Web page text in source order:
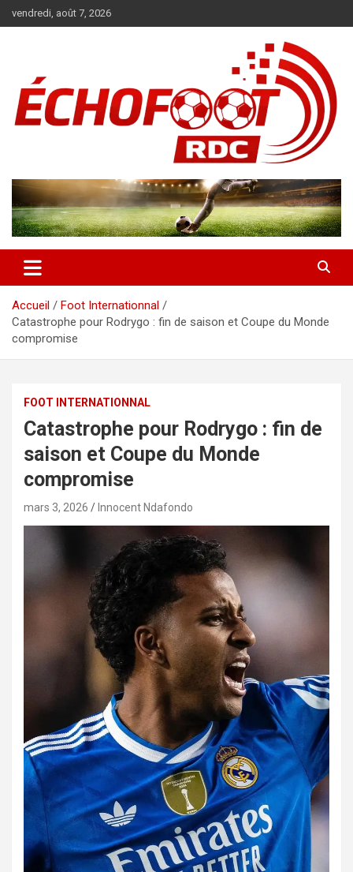
au
vendredi, août 7, 2026
News
Accueil
Foot Internationnal
Catastrophe pour Rodrygo : fin de saison et Coupe du Monde
compromise
FOOT INTERNATIONNAL
Catastrophe pour Rodrygo : fin de
saison et Coupe du Monde
compromise
mars 3, 2026 Innocent Ndafondo